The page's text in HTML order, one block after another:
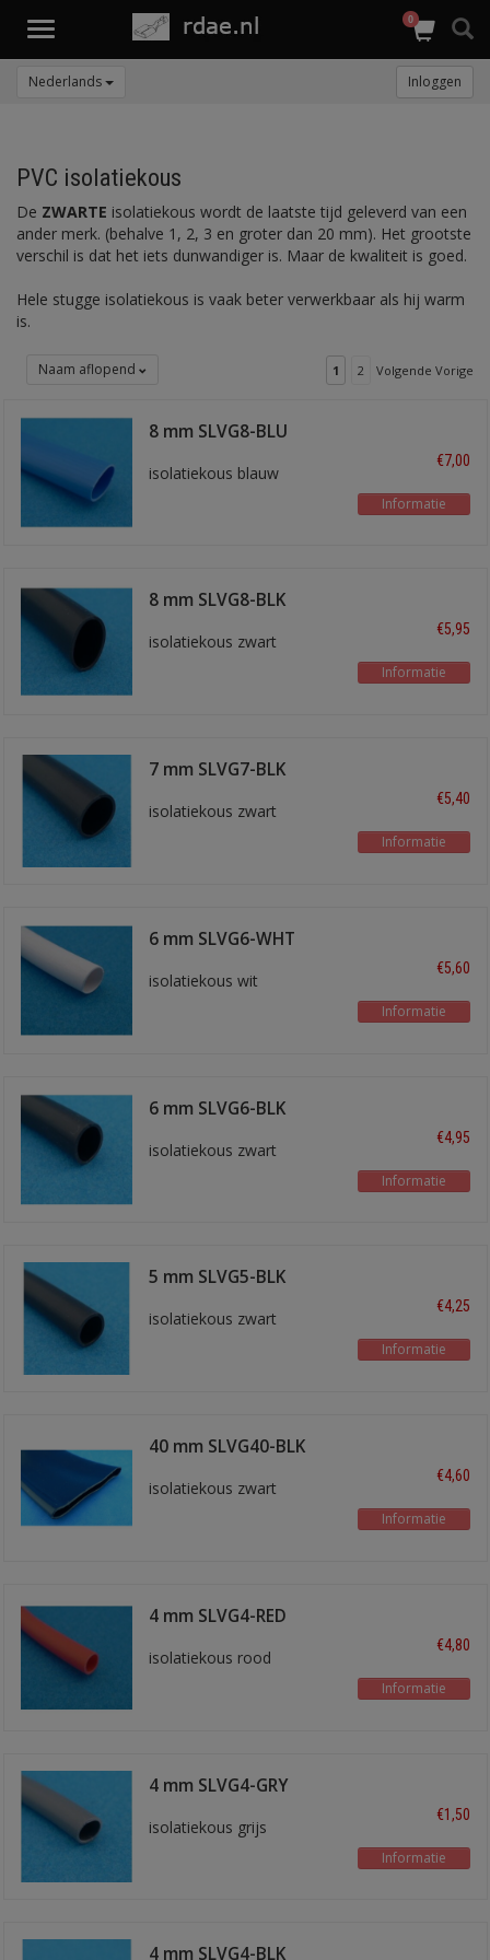
Toggle
0
Nederlands Inloggen
PVC isolatiekous
De ZWARTE isolatiekous wordt de laatste tijd geleverd van een
ander merk. (behalve 1, 2, 3 en groter dan 20 mm). Het grootste
verschil is dat het iets dunwandiger is. Maar de kwaliteit is goed.
Hele stugge isolatiekous is vaak beter verwerkbaar als hij warm
is.
Naam aflopend 1 2 Volgende Vorige
8 mm SLVG8-BLU
isolatiekous blauw
€7,00
Informatie
8 mm SLVG8-BLK
isolatiekous zwart
€5,95
Informatie
7 mm SLVG7-BLK
isolatiekous zwart
€5,40
Informatie
6 mm SLVG6-WHT
isolatiekous wit
€5,60
Informatie
6 mm SLVG6-BLK
isolatiekous zwart
€4,95
Informatie
5 mm SLVG5-BLK
isolatiekous zwart
€4,25
Informatie
40 mm SLVG40-BLK
isolatiekous zwart
€4,60
Informatie
4 mm SLVG4-RED
isolatiekous rood
€4,80
Informatie
4 mm SLVG4-GRY
isolatiekous grijs
€1,50
Informatie
4 mm SLVG4-BLK